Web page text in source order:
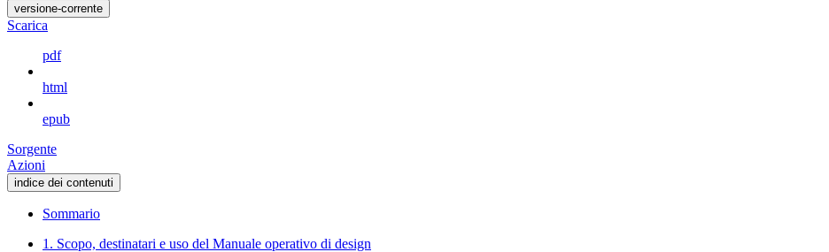
versione-corrente
Scarica
pdf
html
epub
Sorgente
Azioni
indice dei contenuti
Sommario
1. Scopo, destinatari e uso del Manuale operativo di design